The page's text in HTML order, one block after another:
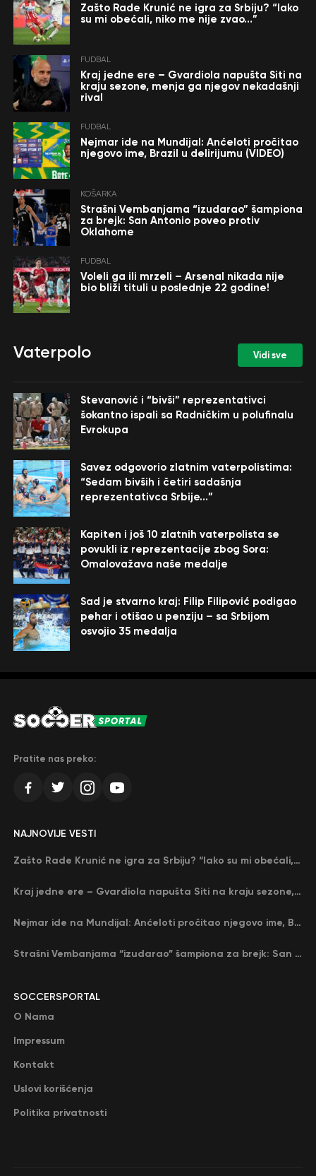
Zašto Rade Krunić ne igra za Srbiju? “Iako
su mi obećali, niko me nije zvao…”
FUDBAL
Kraj jedne ere – Gvardiola napušta Siti na
kraju sezone, menja ga njegov nekadašnji
rival
FUDBAL
Nejmar ide na Mundijal: Anćeloti pročitao
njegovo ime, Brazil u delirijumu (VIDEO)
KOŠARKA
Strašni Vembanjama “izudarao” šampiona
za brejk: San Antonio poveo protiv
Oklahome
FUDBAL
Voleli ga ili mrzeli – Arsenal nikada nije
bio bliži tituli u poslednje 22 godine!
Vaterpolo Vidi sve
Stevanović i “bivši” reprezentativci
šokantno ispali sa Radničkim u polufinalu
Evrokupa
Savez odgovorio zlatnim vaterpolistima:
“Sedam bivših i četiri sadašnja
reprezentativca Srbije…”
Kapiten i još 10 zlatnih vaterpolista se
povukli iz reprezentacije zbog Sora:
Omalovažava naše medalje
Sad je stvarno kraj: Filip Filipović podigao
pehar i otišao u penziju – sa Srbijom
osvojio 35 medalja
Pratite nas preko:
SOCCERSPORTAL
O Nama
Impressum
Kontakt
Uslovi korišćenja
Politika privatnosti
NAJNOVIJE VESTI
Zašto Rade Krunić ne igra za Srbiju? “Iako su mi obećali, niko me nije zvao…”
Kraj jedne ere – Gvardiola napušta Siti na kraju sezone, menja ga njegov nekadašnji rival
Nejmar ide na Mundijal: Anćeloti pročitao njegovo ime, Brazil u delirijumu (VIDEO)
Strašni Vembanjama “izudarao” šampiona za brejk: San Antonio poveo protiv Oklahome